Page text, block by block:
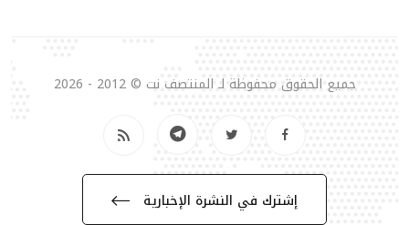
جميع الحقوق محفوظة لـ المنتصف نت © 2012 - 2026
إشترك في النشرة الإخبارية